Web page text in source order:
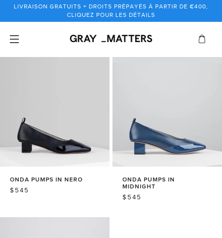
Passer
contenu
LIVRAISON GRATUITS + DROITS PRÉPAYÉS À PARTIR DE €400,
CLIQUEZ POUR LES DÉTAILS
ONDA PUMPS IN NERO
PRIX
$545
ONDA PUMPS IN
MIDNIGHT
PRIX
$545